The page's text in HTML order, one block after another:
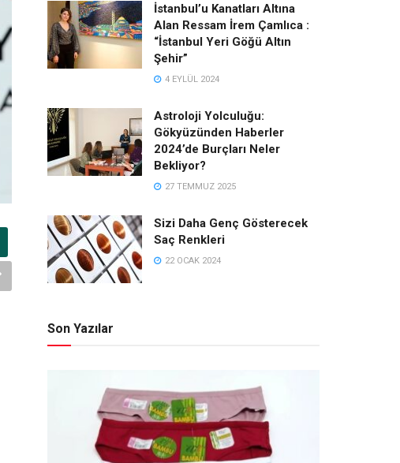
İstanbul’u Kanatları Altına
Alan Ressam İrem Çamlıca :
“İstanbul Yeri Göğü Altın
Şehir”
4 EYLÜL 2024
Astroloji Yolculuğu:
Gökyüzünden Haberler
2024’de Burçları Neler
Bekliyor?
27 TEMMUZ 2025
Sizi Daha Genç Gösterecek
Saç Renkleri
22 OCAK 2024
Son Yazılar